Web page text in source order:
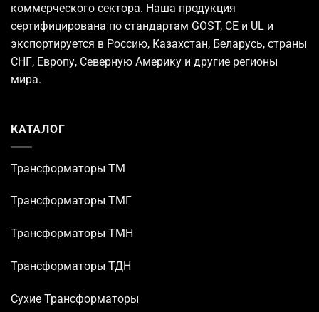
коммерческого сектора. Наша продукция
сертифицирована по стандартам GOST, CE и UL и
экспортируется в Россию, Казахстан, Беларусь, страны
СНГ, Европу, Северную Америку и другие регионы
мира.
КАТАЛОГ
Трансформаторы TM
Трансформаторы ТМГ
Трансформаторы ТМН
Трансформаторы ТДН
Сухие Трансформаторы